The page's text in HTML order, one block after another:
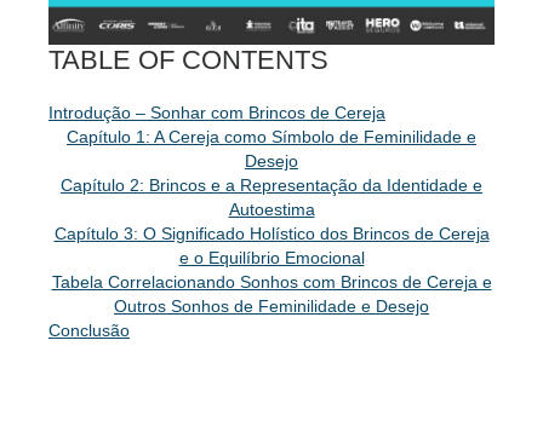
TABLE OF CONTENTS
Introdução – Sonhar com Brincos de Cereja
Capítulo 1: A Cereja como Símbolo de Feminilidade e
Desejo
Capítulo 2: Brincos e a Representação da Identidade e
Autoestima
Capítulo 3: O Significado Holístico dos Brincos de Cereja
e o Equilíbrio Emocional
Tabela Correlacionando Sonhos com Brincos de Cereja e
Outros Sonhos de Feminilidade e Desejo
Conclusão